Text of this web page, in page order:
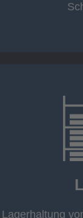
Schweißen
Lagerhaltung
Just in Time
eigener
mehr erfahren